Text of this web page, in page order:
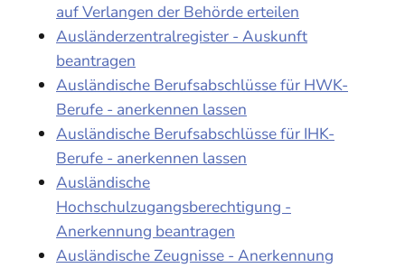
auf Verlangen der Behörde erteilen
Ausländerzentralregister - Auskunft
beantragen
Ausländische Berufsabschlüsse für HWK-
Berufe - anerkennen lassen
Ausländische Berufsabschlüsse für IHK-
Berufe - anerkennen lassen
Ausländische
Hochschulzugangsberechtigung -
Anerkennung beantragen
Ausländische Zeugnisse - Anerkennung